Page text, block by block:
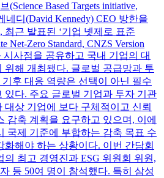
Based Targets initiative,
네디(David Kennedy) CEO 방한을
최근 발표된 ‘기업 넷제로 표준
Net-Zero Standard, CNZS Version
시사점을 공유하고 국내 기업의 대
위해 개최됐다. 글로벌 공급망과 투
후 대응 역량은 선택이 아닌 필수
있다. 주요 글로벌 기업과 투자 기관
대상 기업에 보다 구체적이고 신뢰
감축 계획을 요구하고 있으며, 이에
국제 기준에 부합하는 감축 목표 수
화해야 하는 상황이다. 이번 간담회
의 최고 경영진과 ESG 위원회 위원,
등 50여 명이 참석했다. 특히 삼성